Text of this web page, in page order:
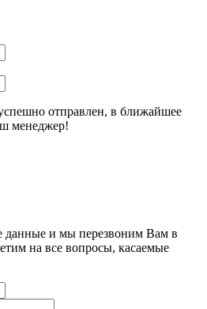
отправлен, в ближайшее
менеджер!
данные и мы перезвоним Вам в
на все вопросы, касаемые